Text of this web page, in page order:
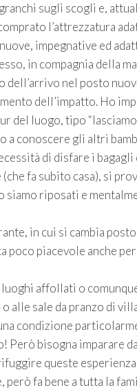
sugli scogli e,
l’attrezzatura
impegnative ed
in compagnia della
nel posto
dell’impatto. Ho
del luogo, tipo
a conoscere gli altri
di disfare i bagagli
fa subito casa), si
siamo riposati e
in cui si cambia
poco piacevole anche
affollati o
alle sale da pranzo di
condizione
Però bisogna imparare
queste
fa bene a tutta la